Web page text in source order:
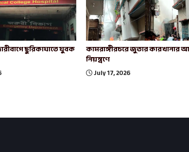
ছুরিকাঘাতে যুবক কামরাঙ্গীরচরে জুতার কারখানার
নিয়ন্ত্রণে
July 17, 2026